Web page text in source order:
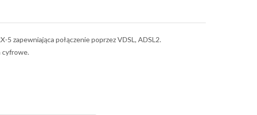
zapewniająca połączenie poprzez VDSL, ADSL2.
cyfrowe.